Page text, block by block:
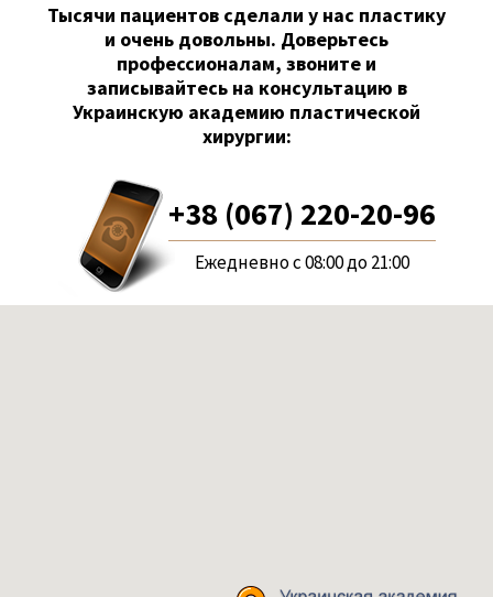
Тысячи пациентов сделали у нас пластику
и очень довольны. Доверьтесь
профессионалам, звоните и
записывайтесь на консультацию в
Украинскую академию пластической
хирургии:
+38 (067) 220-20-96
Ежедневно с 08:00 до 21:00